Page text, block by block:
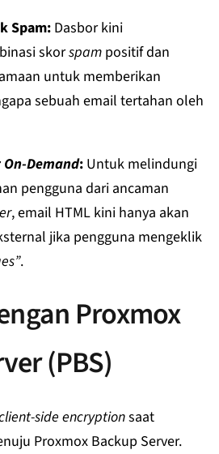
Spam: Dasbor kini
skorspam positif dan
untuk memberikan
sebuah email tertahan oleh
On-Demand: Untuk melindungi
pengguna dari ancaman
, email HTML kini hanya akan
jika pengguna mengeklik
.
Proxmox
(PBS)
side encryptionsaat
Proxmox Backup Server.